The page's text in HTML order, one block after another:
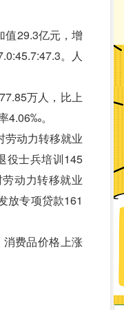
29.3亿元，增
。人
万人，比上
4.06‰。
动力转移就业
役士兵培训145
动力转移就业
放专项贷款161
费品价格上涨